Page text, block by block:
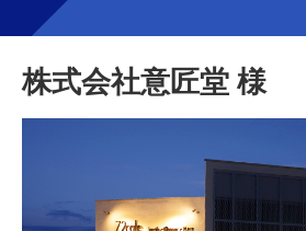
株式会社意匠堂 様